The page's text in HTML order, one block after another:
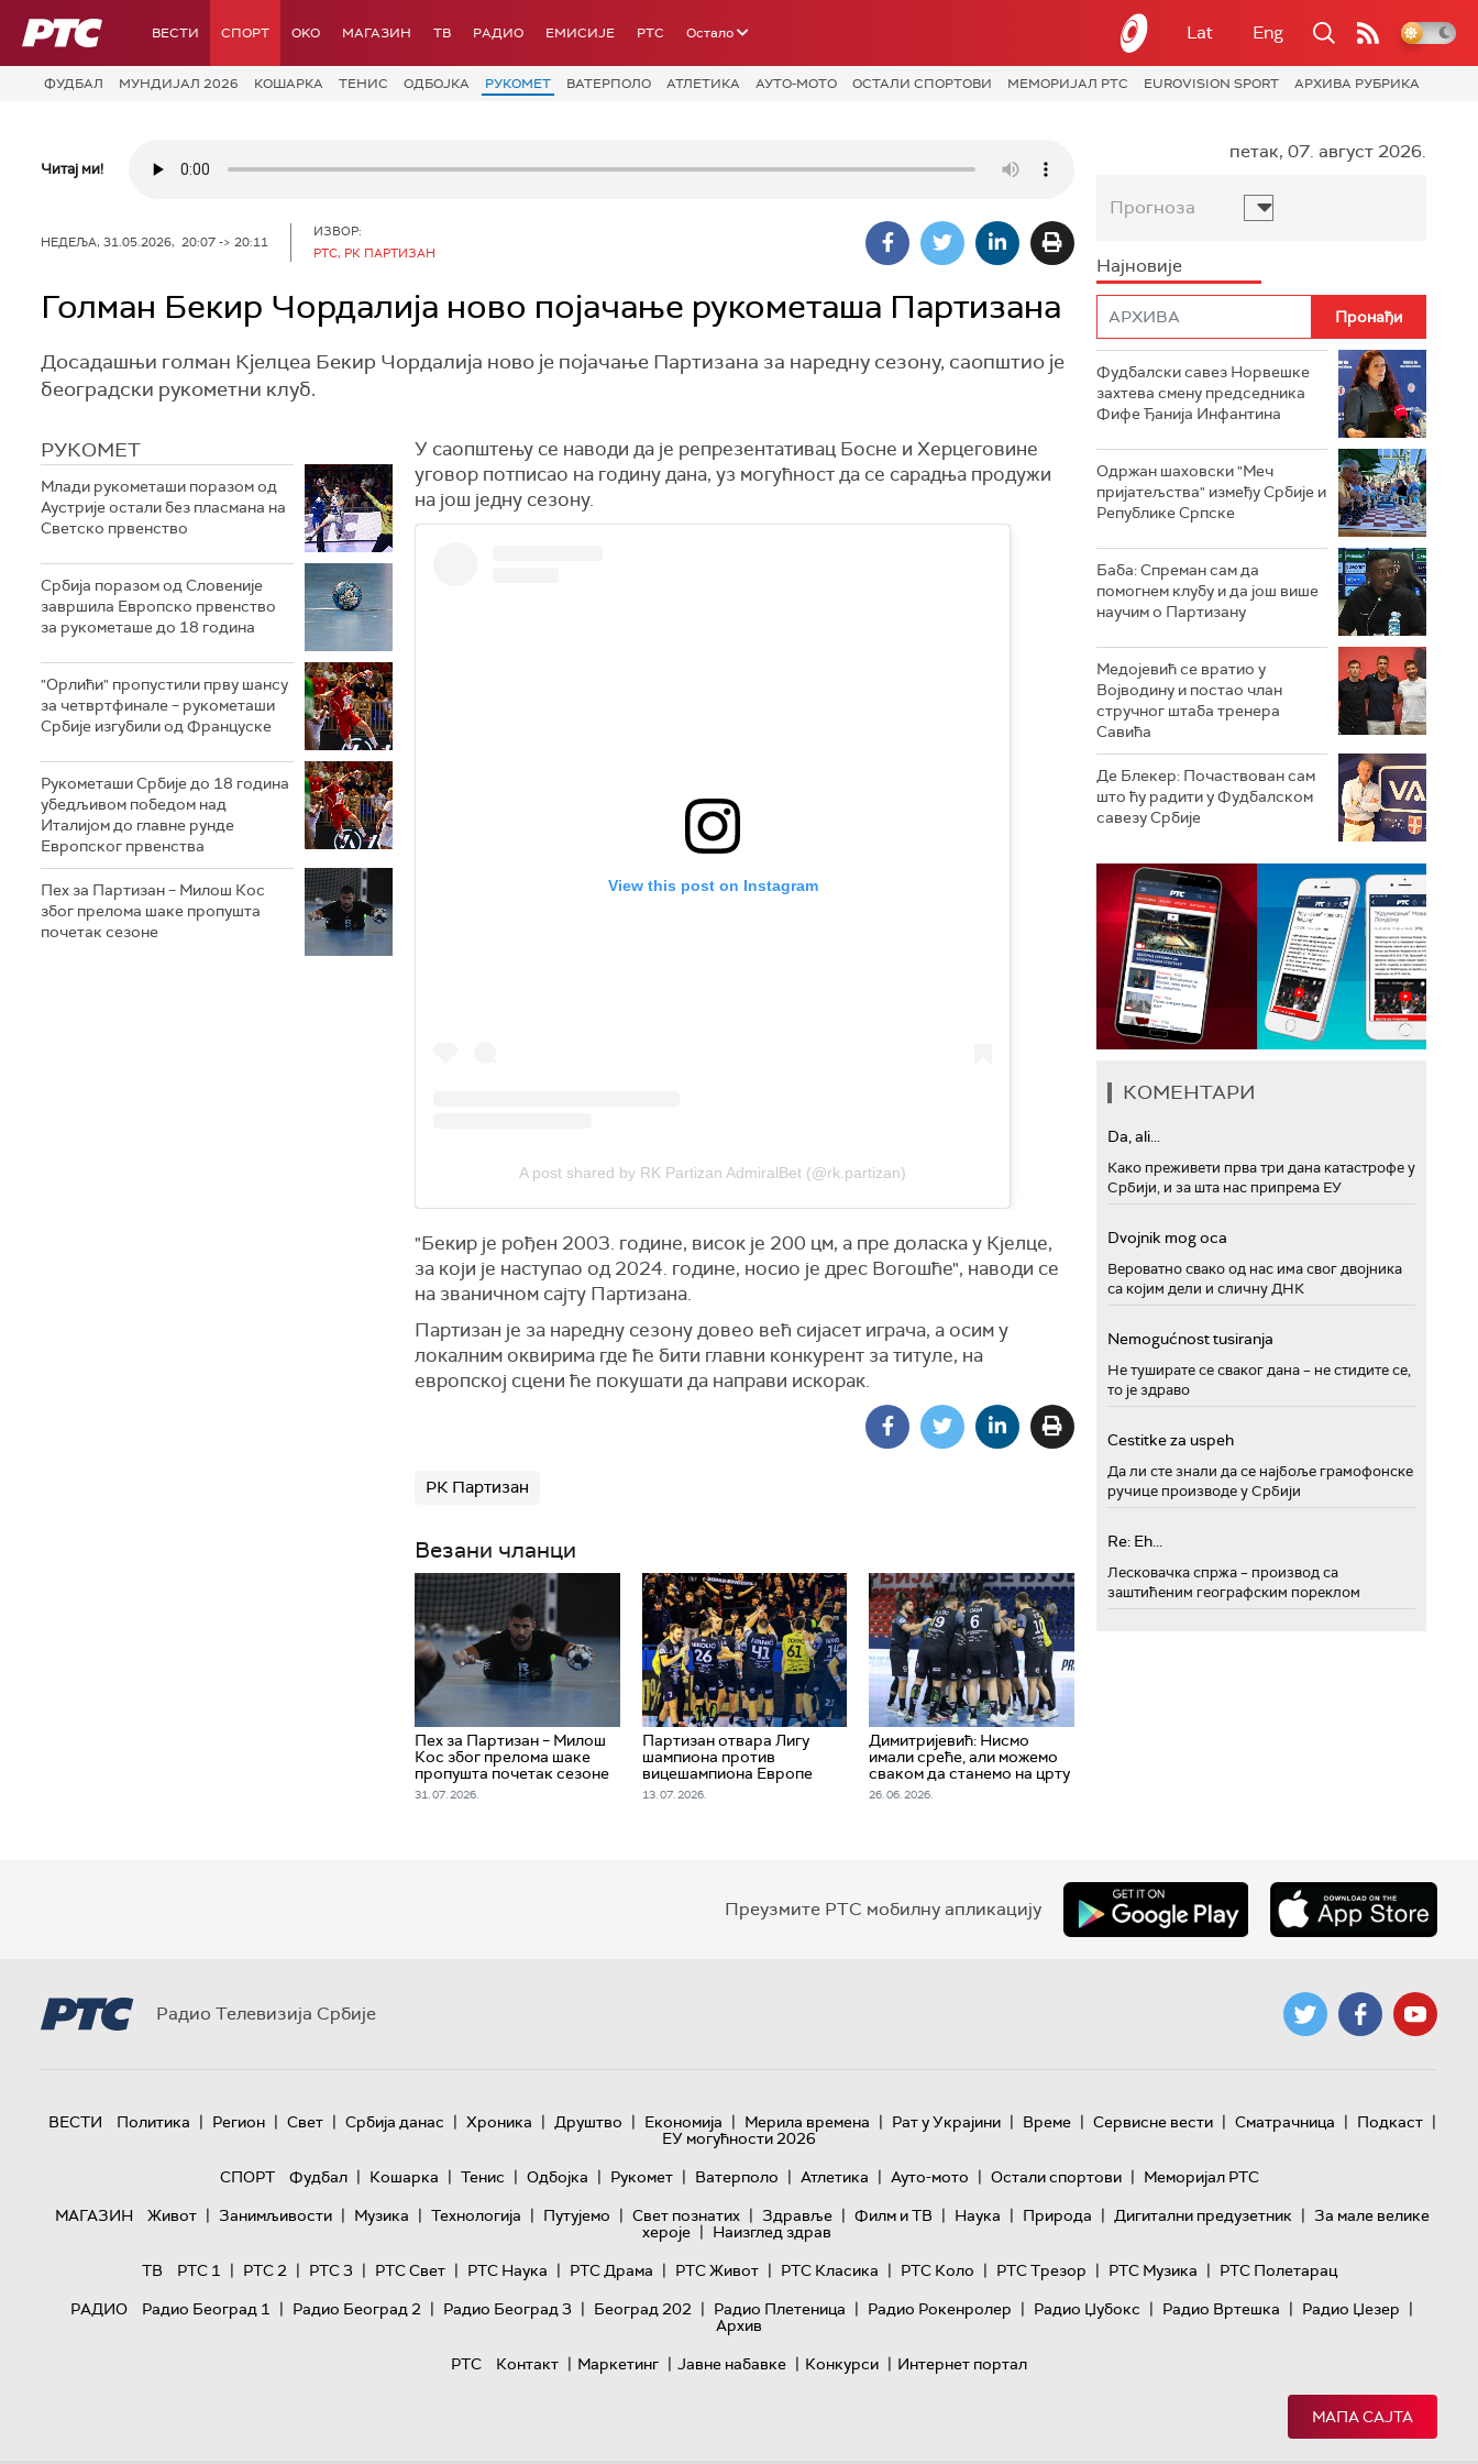
РТС ВЕСТИ СПОРТ OKO МАГАЗИН ТВ РАДИО ЕМИСИЈЕ РТС Остало Lat Eng
ФУДБАЛ МУНДИЈАЛ 2026 КОШАРКА ТЕНИС ОДБОЈКА РУКОМЕТ ВАТЕРПОЛО АТЛЕТИКА АУТО-МОТО ОСТАЛИ СПОРТОВИ МЕМОРИЈАЛ РТС EUROVISION SPORT АРХИВА РУБРИКА
Читај ми!
НЕДЕЉА, 31.05.2026, 20:07 -> 20:11
ИЗВОР:
РТС, РК ПАРТИЗАН
Голман Бекир Чордалија ново појачање рукометаша Партизана
Досадашњи голман Кјелцеа Бекир Чордалија ново је појачање Партизана за наредну сезону, саопштио је
београдски рукометни клуб.
РУКОМЕТ
Млади рукометаши поразом од
Аустрије остали без пласмана на
Светско првенство
Србија поразом од Словеније
завршила Европско првенство
за рукометаше до 18 година
"Орлићи" пропустили прву шансу
за четвртфинале – рукометаши
Србије изгубили од Француске
Рукометаши Србије до 18 година
убедљивом победом над
Италијом до главне рунде
Европског првенства
Пех за Партизан – Милош Кос
због прелома шаке пропушта
почетак сезоне
У саопштењу се наводи да је репрезентативац Босне и Херцеговине
уговор потписао на годину дана, уз могућност да се сарадња продужи
на још једну сезону.
View this post on Instagram
A post shared by RK Partizan AdmiralBet (@rk.partizan)
"Бекир је рођен 2003. године, висок је 200 цм, а пре доласка у Кјелце,
за који је наступао од 2024. године, носио је дрес Вогошће", наводи се
на званичном сајту Партизана.
Партизан је за наредну сезону довео већ сијасет играча, а осим у
локалним оквирима где ће бити главни конкурент за титуле, на
европској сцени ће покушати да направи искорак.
РК Партизан
Везани чланци
Пех за Партизан – Милош
Кос због прелома шаке
пропушта почетак сезоне
31. 07. 2026.
Партизан отвара Лигу
шампиона против
вицешампиона Европе
13. 07. 2026.
Димитријевић: Нисмо
имали среће, али можемо
сваком да станемо на црту
26. 06. 2026.
петак, 07. август 2026.
Прогноза
Најновије
Фудбалски савез Норвешке
захтева смену председника
Фифе Ђанија Инфантина
Одржан шаховски "Меч
пријатељства" између Србије и
Републике Српске
Баба: Спреман сам да
помогнем клубу и да још више
научим о Партизану
Медојевић се вратио у
Војводину и постао члан
стручног штаба тренера
Савића
Де Блекер: Почаствован сам
што ћу радити у Фудбалском
савезу Србије
КОМЕНТАРИ
Da, ali...
Како преживети прва три дана катастрофе у
Србији, и за шта нас припрема ЕУ
Dvojnik mog oca
Вероватно свако од нас има свог двојника
са којим дели и сличну ДНК
Nemogućnost tusiranja
Не туширате се сваког дана – не стидите се,
то је здраво
Cestitke za uspeh
Да ли сте знали да се најбоље грамофонске
ручице производе у Србији
Re: Eh...
Лесковачка спржа – производ са
заштићеним географским пореклом
Преузмите РТС мобилну апликацију
Радио Телевизија Србије
ВЕСТИ Политика | Регион | Свет | Србија данас | Хроника | Друштво | Економија | Мерила времена | Рат у Украјини | Време | Сервисне вести | Сматрачница | Подкаст |
ЕУ могућности 2026
СПОРТ
Фудбал | Кошарка | Тенис | Одбојка | Рукомет | Ватерполо | Атлетика | Ауто-мото | Остали спортови | Меморијал РТС
МАГАЗИН
Живот | Занимљивости | Музика | Технологијa | Путујемо | Свет познатих | Здравље | Филм и ТВ | Наука | Природа | Дигитални предузетник | За мале велике
хероје | Наизглед здрав
ТВ
РТС 1 | РТС 2 | РТС 3 | РТС Свет | РТС Наука | РТС Драма | РТС Живот | РТС Класика | РТС Коло | РТС Трезор | РТС Музика | РТС Полетарац
РАДИО
Радио Београд 1 | Радио Београд 2 | Радио Београд 3 | Београд 202 | Радио Плетеница | Радио Рокенролер | Радио Џубокс | Радио Вртешка | Радио Џезер |
Архив
РТС
Контакт | Маркетинг | Јавне набавке | Конкурси | Интернет портал
МАПА САЈТА